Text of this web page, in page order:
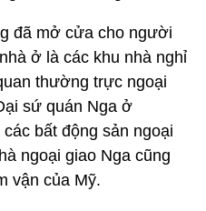
đã mở cửa cho người
ở là các khu nhà nghỉ
thường trực ngoại
sứ quán Nga ở
bất động sản ngoại
ngoại giao Nga cũng
vận của Mỹ.